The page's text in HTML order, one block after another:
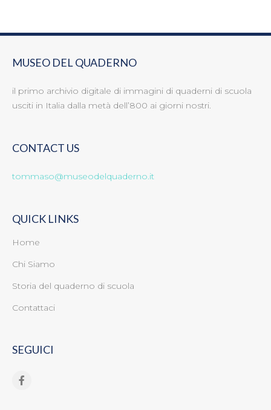
MUSEO DEL QUADERNO
il primo archivio digitale di immagini di quaderni di scuola
usciti in Italia dalla metà dell’800 ai giorni nostri.
CONTACT US
tommaso@museodelquaderno.it
QUICK LINKS
Home
Chi Siamo
Storia del quaderno di scuola
Contattaci
SEGUICI